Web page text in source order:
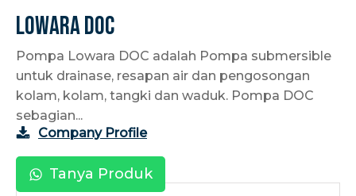
Lowara DOC
Pompa Lowara DOC adalah Pompa submersible
untuk drainase, resapan air dan pengosongan
kolam, kolam, tangki dan waduk. Pompa DOC
sebagian...
Company Profile
Tanya Produk